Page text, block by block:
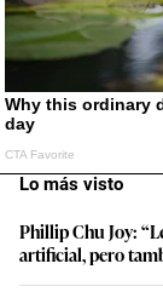
Lo más visto
Phillip Chu Joy:
artificial, pero